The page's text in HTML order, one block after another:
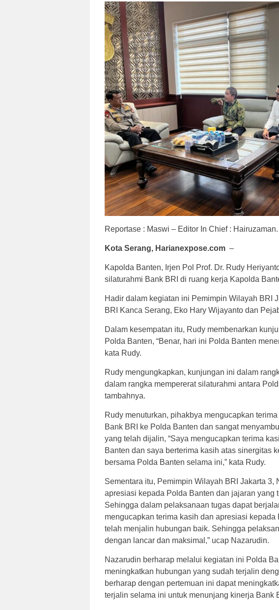
Reportase : Maswi – Editor In Chief : Hairuzaman.
Kota Serang, Harianexpose.com –
Kapolda Banten, Irjen Pol Prof. Dr. Rudy
silaturahmi Bank BRI di ruang kerja Kapolda
Hadir dalam kegiatan ini Pemimpin Wilayah BRI
BRI Kanca Serang, Eko Hary Wijayanto dan
Dalam kesempatan itu, Rudy membenarkan
Polda Banten, “Benar, hari ini Polda Banten
kata Rudy.
Rudy mengungkapkan, kunjungan ini dalam
dalam rangka mempererat silaturahmi antara
tambahnya.
Rudy menuturkan, pihakbya mengucapkan
Bank BRI ke Polda Banten dan sangat
yang telah dijalin, “Saya mengucapkan terima
Banten dan saya berterima kasih atas sinergitas
bersama Polda Banten selama ini,” kata Rudy.
Sementara itu, Pemimpin Wilayah BRI Jakarta 3,
apresiasi kepada Polda Banten dan jajaran yang
Sehingga dalam pelaksanaan tugas dapat
mengucapkan terima kasih dan apresiasi
telah menjalin hubungan baik. Sehingga
dengan lancar dan maksimal,” ucap Nazarudin.
Nazarudin berharap melalui kegiatan ini Polda
meningkatkan hubungan yang sudah terjalin
berharap dengan pertemuan ini dapat
terjalin selama ini untuk menunjang kinerja Bank